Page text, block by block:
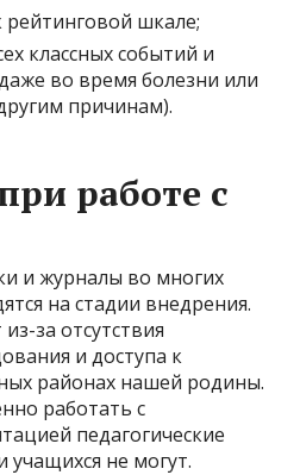
рейтинговой шкале;
классных событий и
во время болезни или
причинам).
работе с
и журналы во многих
на стадии внедрения.
за отсутствия
и доступа к
районах нашей родины.
работать с
педагогические
учащихся не могут.